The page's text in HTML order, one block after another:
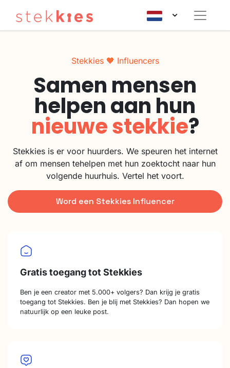
Stekkies 🧡 Influencers
Samen mensen
helpen aan hun
nieuwe stekkie?
Stekkies is er voor huurders. We speuren het internet
af om mensen tehelpen met hun zoektocht naar hun
volgende huurhuis. Vertel het voort.
Word een Stekkies Influencer
Gratis toegang tot Stekkies
Ben je een creator met 5.000+ volgers? Dan krijg je gratis
toegang tot Stekkies. Ben je blij met Stekkies? Dan hopen we
natuurlijk op een leuke post.